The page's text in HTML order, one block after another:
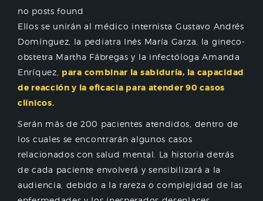
no posts found
Ellos se unirán al médico internista Gustavo Andrés
Domínguez, la pediatra Inés María Garza, la gineco-
obstetra Martha Fábregas y la infectóloga Amanda
Enríquez, para combinar la sabiduría, la capacidad
de reacción y la eficacia para atender 90 casos
clínicos.
Serán más de 200 pacientes atendidos, dentro de
los cuales se encontrarán algunos casos
relacionados con salud mental. La historia detrás
de cada paciente envolverá y sensibilizará a la
audiencia, debido a la rareza o complejidad de las